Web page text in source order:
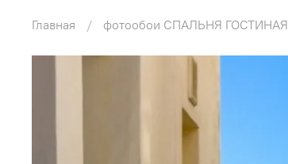
Главная фотообои СПАЛЬНЯ ГОСТИНАЯ